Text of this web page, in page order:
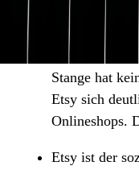
spannenden
und eBay
Fokus auf
Stange hat
Etsy sich
Onlineshops.
Etsy ist der